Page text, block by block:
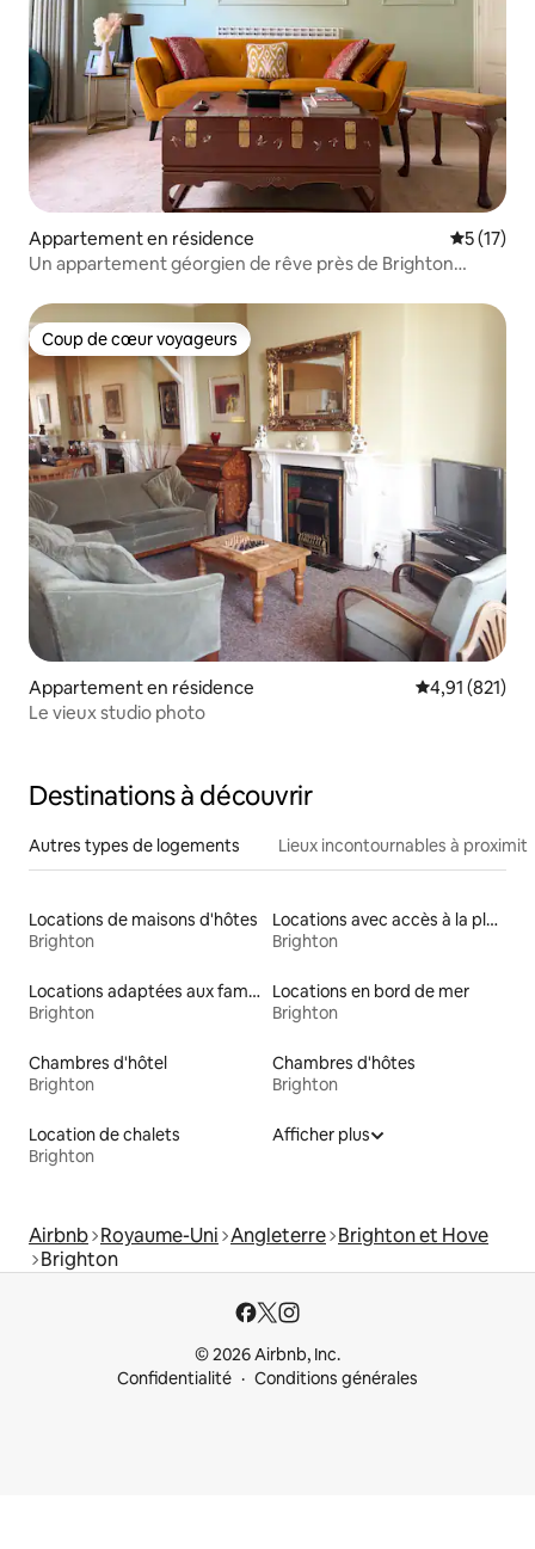
Appartement en résidence
5 (17)
Un appartement géorgien de rêve près de Brighton
Coup de cœur voyageurs
Coup de cœur voyageurs
Appartement en résidence Évaluation
4,91 (821)
Le vieux studio photo
Destinations à découvrir
Autres types de logements Lieux incontournables à
Locations de maisons d'hôtes
Brighton
Locations avec accès à la plage
Brighton
Locations adaptées aux familles
Brighton
Locations en bord de mer
Brighton
Chambres d'hôtel
Brighton
Chambres d'hôtes
Brighton
Location de chalets
Brighton
Afficher plus
Airbnb Royaume-Uni Angleterre Brighton et Hove
Brighton
© 2026 Airbnb, Inc.
Confidentialité
Conditions générales